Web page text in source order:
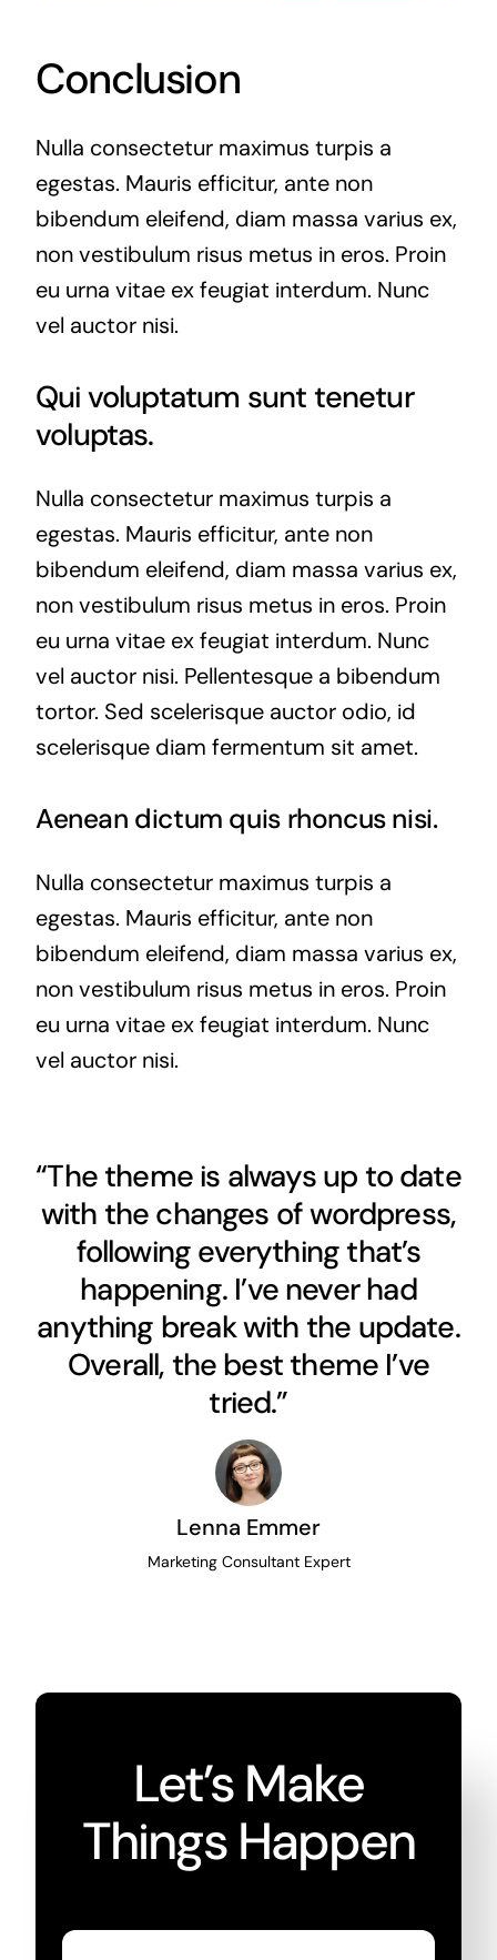
Conclusion
Nulla consectetur maximus turpis a
egestas. Mauris efficitur, ante non
bibendum eleifend, diam massa varius ex,
non vestibulum risus metus in eros. Proin
eu urna vitae ex feugiat interdum. Nunc
vel auctor nisi.
Qui voluptatum sunt tenetur
voluptas.
Nulla consectetur maximus turpis a
egestas. Mauris efficitur, ante non
bibendum eleifend, diam massa varius ex,
non vestibulum risus metus in eros. Proin
eu urna vitae ex feugiat interdum. Nunc
vel auctor nisi. Pellentesque a bibendum
tortor. Sed scelerisque auctor odio, id
scelerisque diam fermentum sit amet.
Aenean dictum quis rhoncus nisi.
Nulla consectetur maximus turpis a
egestas. Mauris efficitur, ante non
bibendum eleifend, diam massa varius ex,
non vestibulum risus metus in eros. Proin
eu urna vitae ex feugiat interdum. Nunc
vel auctor nisi.
“The theme is always up to date
with the changes of wordpress,
following everything that’s
happening. I’ve never had
anything break with the update.
Overall, the best theme I’ve
tried.”
Lenna Emmer
Marketing Consultant Expert
Let’s Make
Things Happen